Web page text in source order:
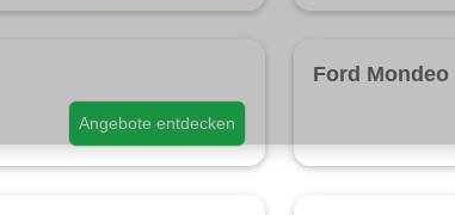
Angebote entdecken
Ford Mondeo